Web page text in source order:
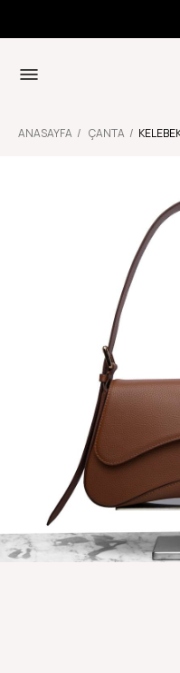
ANASAYFA ÇANTA